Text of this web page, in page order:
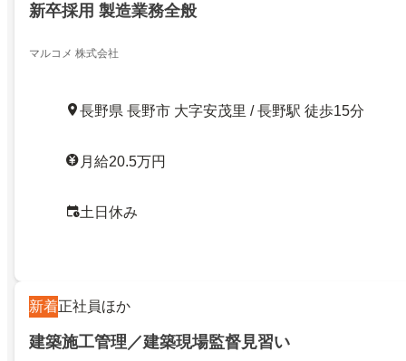
新卒採用 製造業務全般
マルコメ 株式会社
長野県 長野市 大字安茂里 / 長野駅 徒歩15分
月給20.5万円
土日休み
新着正社員ほか
建築施工管理／建築現場監督見習い